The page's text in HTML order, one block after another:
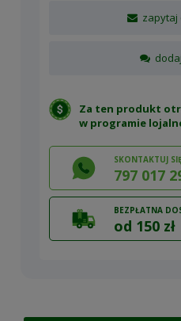
zapytaj
Za ten produkt
w programie
SKONTAKTUJ
797 017
BEZPŁATNA
od 150 zł